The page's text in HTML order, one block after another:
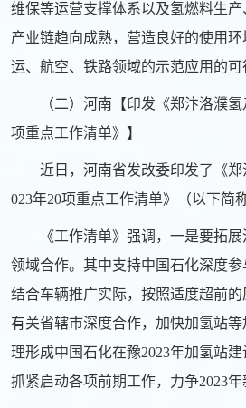
维保等运营支撑体系以及氢燃料生
产业链趋向成熟，营造良好的使用
运、航空、铁路领域的示范应用的可
（二）河南【印发《郑汴洛濮
项重点工作清单》】
近日，河南省发改委印发了《
023年20项重点工作清单》（以下简
《工作清单》强调，一是要拓
领域合作。其中支持中国石化深度参
结合车辆推广实际，按照适度超前
有关省辖市深度合作，加快加氢站
理形成中国石化在豫2023年加氢站建
抓紧启动各项前期工作，力争2023年